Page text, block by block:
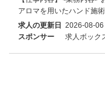
アロマを用いたハンド施
求人の更新日 2026-08-06
スポンサー
求人ボック